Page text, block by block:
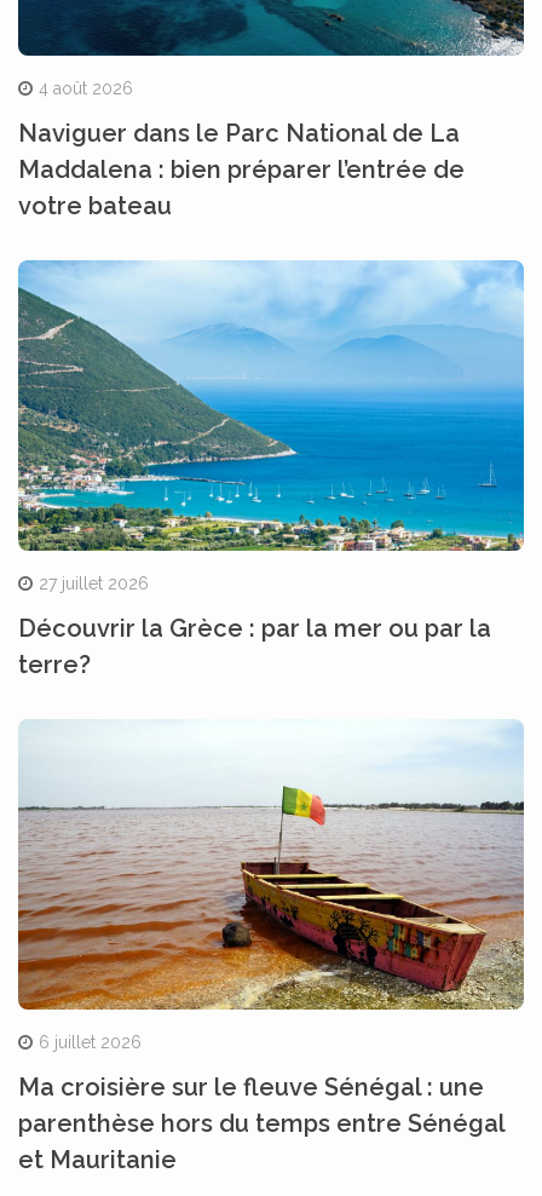
4 août 2026
Naviguer dans le Parc National de La
Maddalena : bien préparer l’entrée de
votre bateau
27 juillet 2026
Découvrir la Grèce : par la mer ou par la
terre?
6 juillet 2026
Ma croisière sur le fleuve Sénégal : une
parenthèse hors du temps entre Sénégal
et Mauritanie